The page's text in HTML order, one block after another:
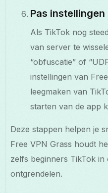
Pas
Als TikTok nog
van server te
“obfuscatie” of
instellingen van
leegmaken van
starten van de app
Deze stappen helpen je
Free VPN Grass houdt
zelfs beginners TikTok
ontgrendelen.